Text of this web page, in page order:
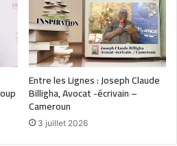
Entre les Lignes : Joseph Claude
Billigha, Avocat -écrivain –
Cameroun
3 juillet 2026